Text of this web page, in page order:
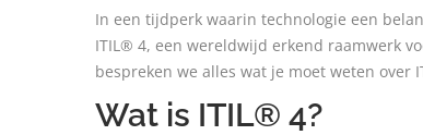
In een tijdperk waarin technologie een
ITIL® 4, een wereldwijd erkend raamwerk
bespreken we alles wat je moet weten
Wat is ITIL® 4?